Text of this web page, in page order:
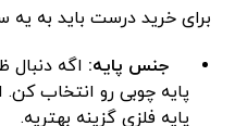
برای خرید درست باید به
جنس پایه: اگه
پایه چوبی رو انتخاب کن.
پایه فلزی گزینه بهتریه.